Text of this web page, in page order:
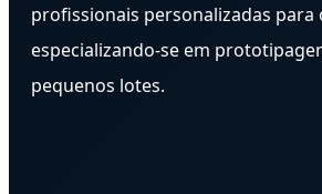
profissionais personalizadas para
especializando-se em
pequenos lotes.